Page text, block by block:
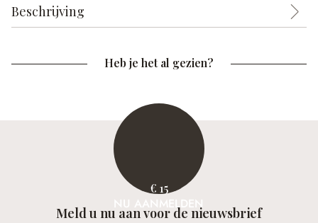
Beschrijving
Heb je het al gezien?
€ 15
NU AANMELDEN
Meld u nu aan voor de nieuwsbrief